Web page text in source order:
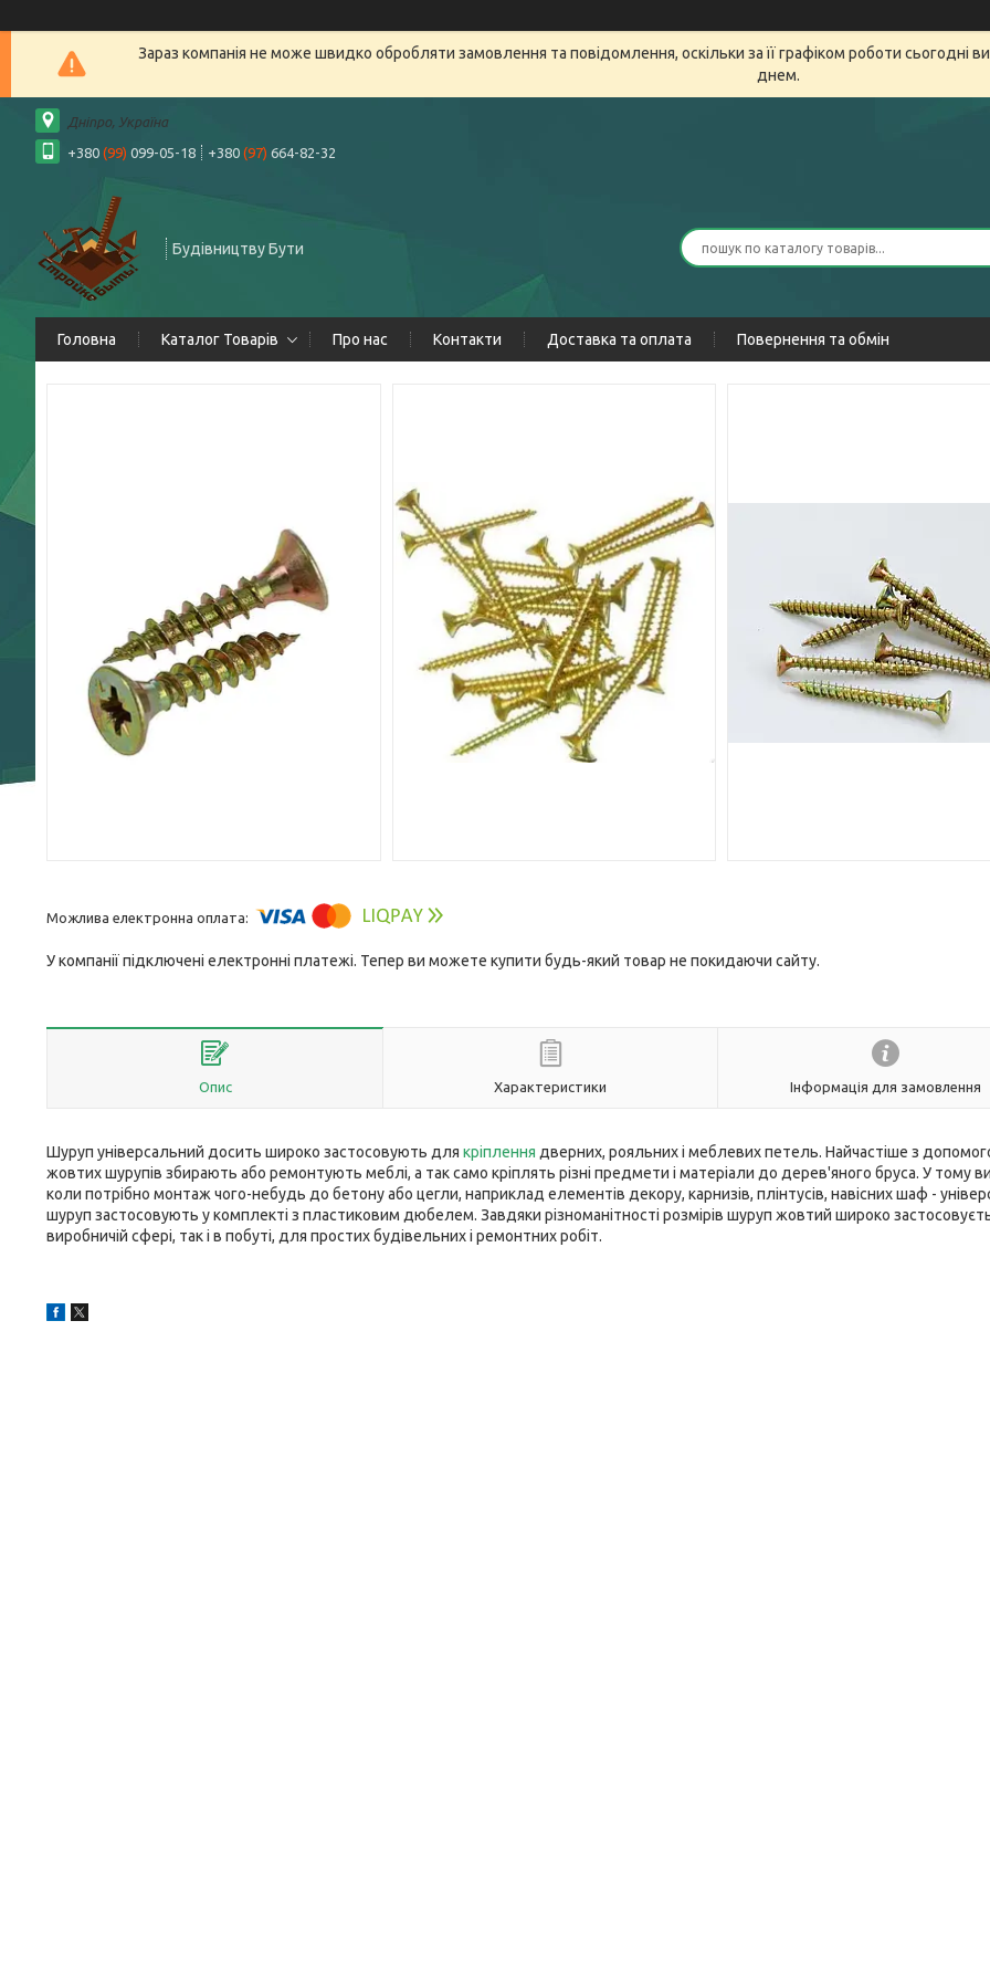
Зараз компанія не може швидко обробляти замовлення та повідомлення, оскільки за її графіком роботи
днем.
Дніпро, Україна
+380 (99) 099-05-18 +380 (97) 664-82-32
Будівництву Бути
Головна Каталог Товарів Про нас Контакти Доставка та оплата Повернення та обмін
У компанії підключені електронні платежі. Тепер ви можете купити будь-який товар не покидаючи сайту.
Опис Характеристики Інформація для замовлення
Шуруп універсальний досить широко застосовують для кріплення дверних, рояльних і меблевих петель. Найчастіше з
жовтих шурупів збирають або ремонтують меблі, а так само кріплять різні предмети і матеріали до дерев'яного бруса. У тому
коли потрібно монтаж чого-небудь до бетону або цегли, наприклад елементів декору, карнизів, плінтусів, навісних шаф -
шуруп застосовують у комплекті з пластиковим дюбелем. Завдяки різноманітності розмірів шуруп жовтий широко
виробничій сфері, так і в побуті, для простих будівельних і ремонтних робіт.